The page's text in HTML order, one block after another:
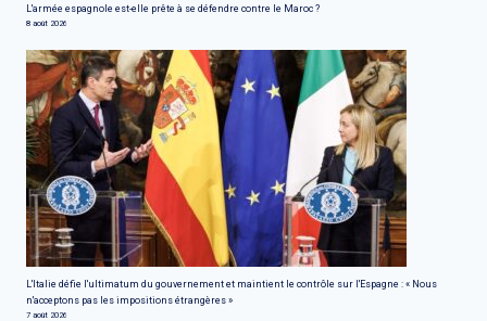
L'armée espagnole est-elle prête à se défendre contre le Maroc ?
8 août 2026
L'Italie défie l'ultimatum du gouvernement et maintient le contrôle sur l'Espagne : « Nous
n'acceptons pas les impositions étrangères »
7 août 2026